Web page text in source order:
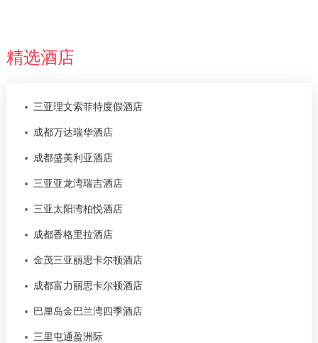
精选酒店
三亚理文索菲特度假酒店
成都万达瑞华酒店
成都盛美利亚酒店
三亚亚龙湾瑞吉酒店
三亚太阳湾柏悦酒店
成都香格里拉酒店
金茂三亚丽思卡尔顿酒店
成都富力丽思卡尔顿酒店
巴厘岛金巴兰湾四季酒店
三里屯通盈洲际